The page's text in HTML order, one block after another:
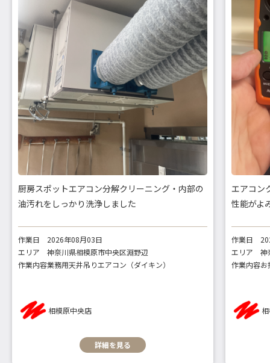
厨房スポットエアコン分解クリーニング・内部の
油汚れをしっかり洗浄しました
作業日
2026年08月03日
エリア
神奈川県相模原市中央区淵野辺
作業内容業務用天井吊りエアコン（ダイキン）
相模原中央店
詳細を見る
エアコン
性能がよ
作業日
エリア
神
作業内容お